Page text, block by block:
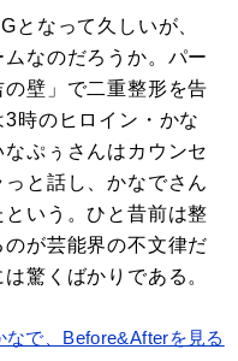
なって久しいが、
なのだろうか。パー
壁」で二重整形を告
時のヒロイン・かな
ぷぅさんはカウンセ
と話し、かなでさん
いう。ひと昔前は整
が芸能界の不文律だ
驚くばかりである。
なで、Before&Afterを見る